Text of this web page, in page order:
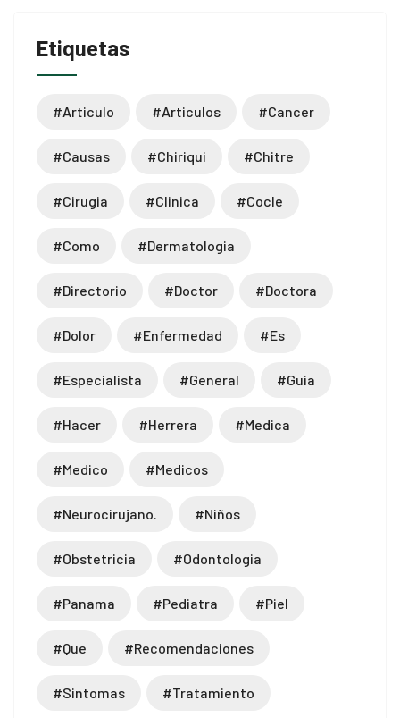
Etiquetas
#articulo #articulos #cancer
#causas #chiriqui #chitre
#cirugia #clinica #cocle
#como #dermatologia
#directorio #doctor #doctora
#dolor #enfermedad #es
#especialista #general #guia
#hacer #herrera #medica
#medico #medicos
#neurocirujano. #niños
#obstetricia #odontologia
#panama #pediatra #piel
#que #recomendaciones
#sintomas #tratamiento